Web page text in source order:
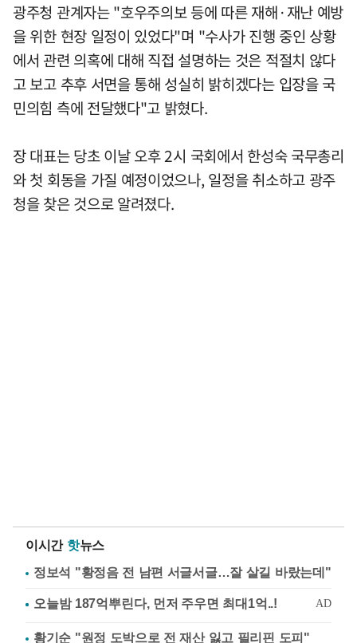
광주청 관계자는 "호우주의보 등에 따른 재해·재난 예방
을 위한 현장 일정이 있었다"며 "수사가 진행 중인 상황
에서 관련 의혹에 대해 직접 설명하는 것은 적절치 않다
고 보고 추후 서면을 통해 성실히 밝히겠다는 입장을 국
민의힘 측에 전달했다"고 밝혔다.
장 대표는 당초 이날 오후 2시 국회에서 한성숙 국무총리
와 첫 회동을 가질 예정이었으나, 일정을 취소하고 광주
청을 찾은 것으로 알려졌다.
이시간 핫뉴스
정보석 "황정음 전 남편 서글서글…잘 살길 바랐는데"
황기순 "원정 도박으로 전 재산 잃고 필리핀 도피"